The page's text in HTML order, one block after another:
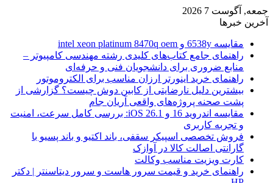
جمعه, آگوست 7 2026
آخرین خبرها
مقایسه 6538y و intel xeon platinum 8470q oem
راهنمای جامع کتاب‌های کلیدی رشته مهندسی کامپیوتر –
منابع ضروری برای دانشجویان فنی و حرفه‌ای
راهنمای خرید اینورتر ارزان مناسب برای الکتروموتور
بیشترین دلیل نارضایتی از کابین دوش چیست؟ گزارشی از
پشت صحنه پروژه‌های واقعی آریان جام
مقایسه اندروید 16 و iOS 26.1: بررسی کامل سرعت، امنیت
و تجربه کاربری
فروش تخصصی اسپیکر سقفی، باند اکتیو و باند پسیو با
گارانتی اصالت کالا در آوازک
کارت ویزیت مناسب وکالت
راهنمای خرید و قیمت سرور هاست و سرور دیتاسنتر | دکتر